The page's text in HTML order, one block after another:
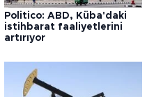
Politico: ABD, Küba'daki
istihbarat faaliyetlerini
artırıyor